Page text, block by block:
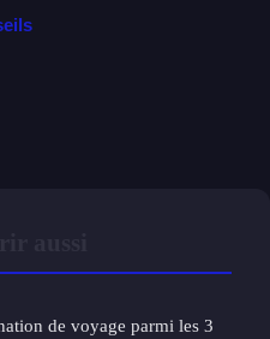
de voyage parmi les 3